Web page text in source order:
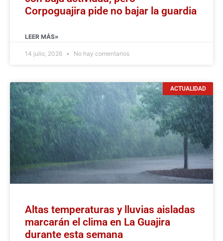
Corpoguajira pide no bajar la guardia
LEER MÁS»
14 julio, 2026 No hay comentarios
ACTUALIDAD
Altas temperaturas y lluvias aisladas
marcarán el clima en La Guajira
durante esta semana